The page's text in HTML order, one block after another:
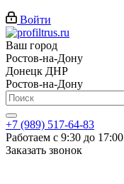
Войти
Ваш город
Ростов-на-Дону
Донецк ДНР
Ростов-на-Дону
+7 (989) 517-64-83
Работаем с 9:30 до 17:00
Заказать звонок